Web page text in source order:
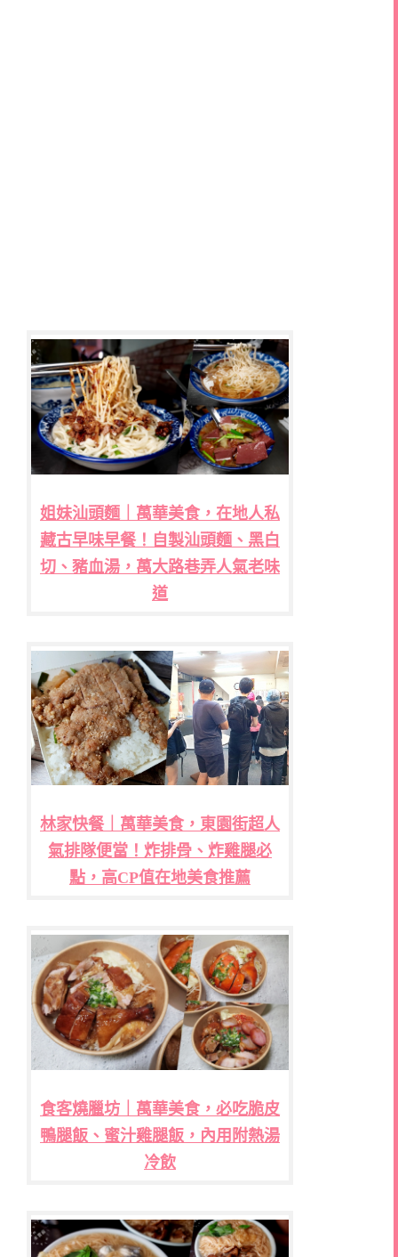
姐妹汕頭麵｜萬華美食，在地人私
藏古早味早餐！自製汕頭麵、黑白
切、豬血湯，萬大路巷弄人氣老味
道
林家快餐｜萬華美食，東園街超人
氣排隊便當！炸排骨、炸雞腿必
點，高CP值在地美食推薦
食客燒臘坊｜萬華美食，必吃脆皮
鴨腿飯、蜜汁雞腿飯，內用附熱湯
冷飲